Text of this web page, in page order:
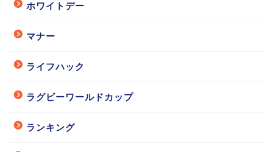
ホワイトデー
マナー
ライフハック
ラグビーワールドカップ
ランキング